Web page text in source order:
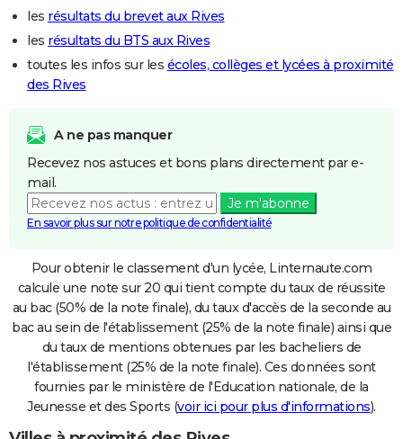
les résultats du brevet aux Rives
les résultats du BTS aux Rives
toutes les infos sur les écoles, collèges et lycées à proximité
des Rives
A ne pas manquer
Recevez nos astuces et bons plans directement par e-
mail.
Je m'abonne
En savoir plus sur notre politique de confidentialité
Pour obtenir le classement d'un lycée, Linternaute.com
calcule une note sur 20 qui tient compte du taux de réussite
au bac (50% de la note finale), du taux d'accès de la seconde au
bac au sein de l'établissement (25% de la note finale) ainsi que
du taux de mentions obtenues par les bacheliers de
l'établissement (25% de la note finale). Ces données sont
fournies par le ministère de l'Education nationale, de la
Jeunesse et des Sports (voir ici pour plus d'informations).